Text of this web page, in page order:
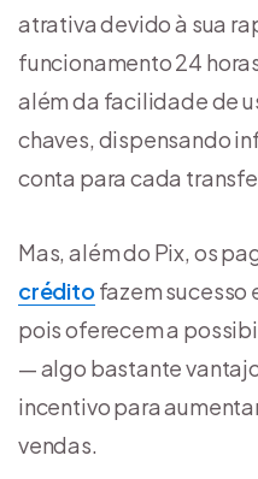
atrativa devido à sua
funcionamento 24
além da facilidade de
chaves, dispensando
conta para cada
Mas, além do Pix, os
crédito fazem sucesso
pois oferecem a
— algo bastante
incentivo para
vendas.